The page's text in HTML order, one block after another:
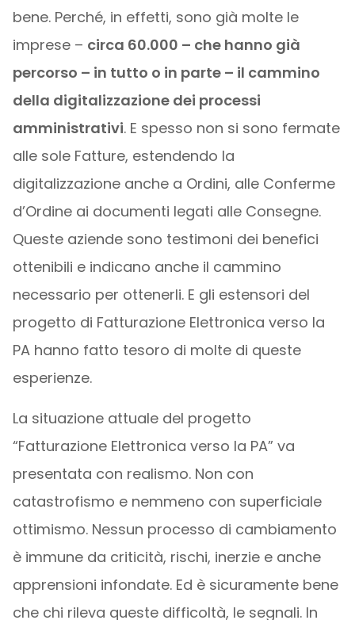
bene. Perché, in effetti, sono già molte le
imprese – circa 60.000 – che hanno già
percorso – in tutto o in parte – il cammino
della digitalizzazione dei processi
amministrativi. E spesso non si sono fermate
alle sole Fatture, estendendo la
digitalizzazione anche a Ordini, alle Conferme
d’Ordine ai documenti legati alle Consegne.
Queste aziende sono testimoni dei benefici
ottenibili e indicano anche il cammino
necessario per ottenerli. E gli estensori del
progetto di Fatturazione Elettronica verso la
PA hanno fatto tesoro di molte di queste
esperienze.
La situazione attuale del progetto
“Fatturazione Elettronica verso la PA” va
presentata con realismo. Non con
catastrofismo e nemmeno con superficiale
ottimismo. Nessun processo di cambiamento
è immune da criticità, rischi, inerzie e anche
apprensioni infondate. Ed è sicuramente bene
che chi rileva queste difficoltà, le segnali. In